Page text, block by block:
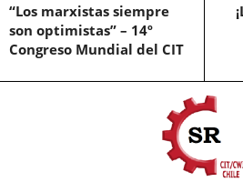
“Los marxistas siempre
son optimistas” – 14º
Congreso Mundial del CIT